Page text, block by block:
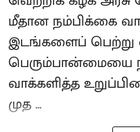
மீதான நம்பிக்கை
இடங்களைப் பெற்று
பெரும்பான்மையை
வாக்களித்த
முத ...